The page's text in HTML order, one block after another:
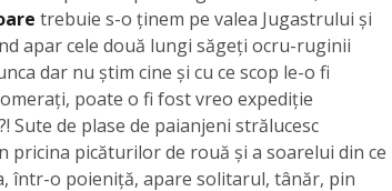
trebuie s-o ținem pe valea Jugastrului și
apar cele două lungi săgeți ocru-ruginii
dar nu știm cine și cu ce scop le-o fi
poate o fi fost vreo expediție
Sute de plase de paianjeni strălucesc
pricina picăturilor de rouă și a soarelui din ce
într-o poieniță, apare solitarul, tânăr, pin